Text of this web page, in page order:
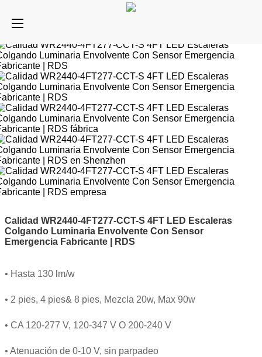
Calidad WR2440-4FT277-CCT-S 4FT LED Escaleras
Colgando Luminaria Envolvente Con Sensor
Emergencia Fabricante | RDS
• Hasta 130 lm/w
• 2 pies, 4 pies& 8 pies, Mezcla 20w, Max 90w
• CA 120-277 V, 120-347 V O 200-240 V
• Atenuación de 0-10 V, sin parpadeo